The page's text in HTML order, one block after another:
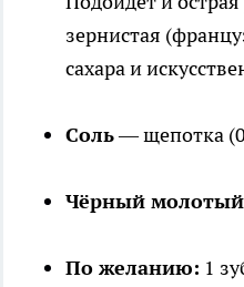
зернистая
сахара и
Соль— щепотка
Чёрный
По желанию: 1